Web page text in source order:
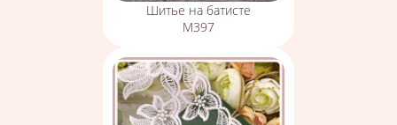
Шитье на батисте
М397